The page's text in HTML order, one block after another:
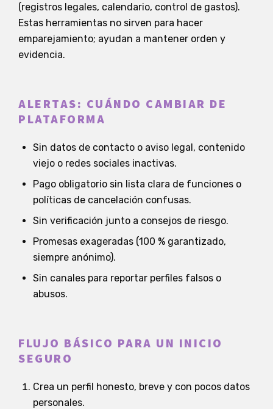
(registros legales, calendario, control de gastos).
Estas herramientas no sirven para hacer
emparejamiento; ayudan a mantener orden y
evidencia.
ALERTAS: CUÁNDO CAMBIAR DE
PLATAFORMA
Sin datos de contacto o aviso legal, contenido
viejo o redes sociales inactivas.
Pago obligatorio sin lista clara de funciones o
políticas de cancelación confusas.
Sin verificación junto a consejos de riesgo.
Promesas exageradas (100 % garantizado,
siempre anónimo).
Sin canales para reportar perfiles falsos o
abusos.
FLUJO BÁSICO PARA UN INICIO
SEGURO
Crea un perfil honesto, breve y con pocos datos
personales.